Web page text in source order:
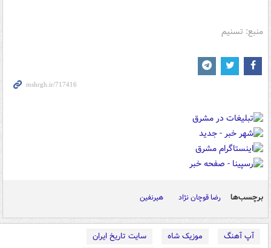
منبع: تسنیم
برچسب‌ها رضا قوچان نژاد هیرنفین
آپ آهنگ موزیک شاه
سایت تاریخ ایران